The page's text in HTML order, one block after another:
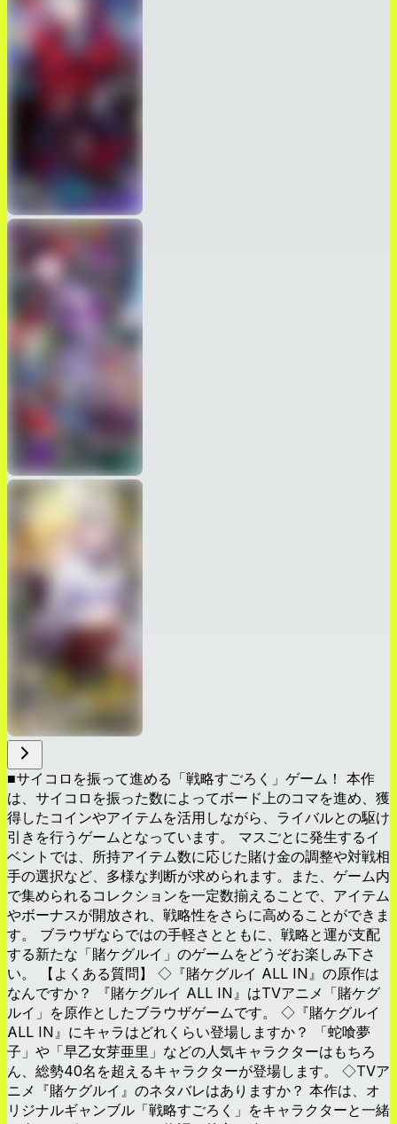
■サイコロを振って進める「戦略すごろく」ゲーム！ 本作
は、サイコロを振った数によってボード上のコマを進め、獲
得したコインやアイテムを活用しながら、ライバルとの駆け
引きを行うゲームとなっています。 マスごとに発生するイ
ベントでは、所持アイテム数に応じた賭け金の調整や対戦相
手の選択など、多様な判断が求められます。また、ゲーム内
で集められるコレクションを一定数揃えることで、アイテム
やボーナスが開放され、戦略性をさらに高めることができま
す。 ブラウザならではの手軽さとともに、戦略と運が支配
する新たな「賭ケグルイ」のゲームをどうぞお楽しみ下さ
い。 【よくある質問】 ◇『賭ケグルイ ALL IN』の原作は
なんですか？ 『賭ケグルイ ALL IN』はTVアニメ「賭ケグ
ルイ」を原作としたブラウザゲームです。 ◇『賭ケグルイ
ALL IN』にキャラはどれくらい登場しますか？ 「蛇喰夢
子」や「早乙女芽亜里」などの人気キャラクターはもちろ
ん、総勢40名を超えるキャラクターが登場します。 ◇TVア
ニメ『賭ケグルイ』のネタバレはありますか？ 本作は、オ
リジナルギャンブル「戦略すごろく」をキャラクターと一緒